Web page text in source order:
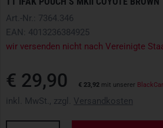
Art.-Nr.: 7364.346
EAN: 4013236384925
wir versenden nicht nach Vereinigte
€ 29,90 € 23,92 mit unserer
inkl. MwSt., zzgl. Versandkosten